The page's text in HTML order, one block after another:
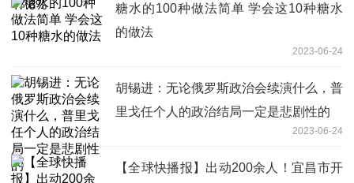
糖水的100种做法简单 学会这10种糖水
的做法
2023-06-24
胡锡进：无论俄罗斯政治会续演什么，普
里戈任个人的政治结局一定是悲剧性的
2023-06-24
【全球快播报】出动200余人！宜昌市开